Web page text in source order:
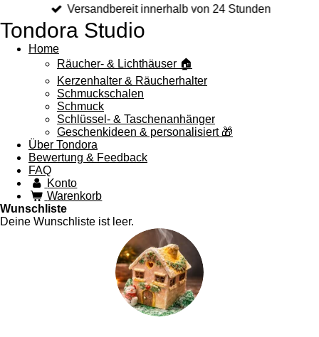
Versandbereit innerhalb von 24 Stunden
Tondora Studio
Home
Räucher- & Lichthäuser 🏠
Kerzenhalter & Räucherhalter
Schmuckschalen
Schmuck
Schlüssel- & Taschenanhänger
Geschenkideen & personalisiert 🎁
Über Tondora
Bewertung & Feedback
FAQ
Konto
Warenkorb
Wunschliste
Deine Wunschliste ist leer.